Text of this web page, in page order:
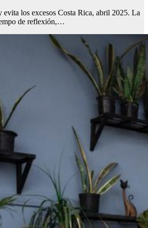
evita los excesos Costa Rica, abril 2025. La
de reflexión,…